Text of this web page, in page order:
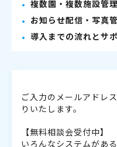
複数園・複数施設管理
お知らせ配信・写真
導入までの流れとサ
ご入力のメールアドレ
りいたします。
【無料相談会受付中】
いろんなシステムがあ